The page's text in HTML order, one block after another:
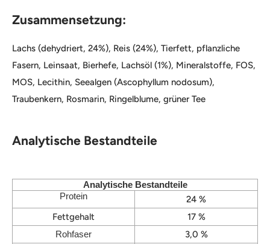
Zusammensetzung:
Lachs (dehydriert, 24%), Reis (24%), Tierfett, pflanzliche
Fasern, Leinsaat, Bierhefe, Lachsöl (1%), Mineralstoffe, FOS,
MOS, Lecithin, Seealgen (Ascophyllum nodosum),
Traubenkern, Rosmarin, Ringelblume, grüner Tee
Analytische Bestandteile
Analytische Bestandteile
Protein
24 %
Fettgehalt
17 %
Rohfaser 3,0 %